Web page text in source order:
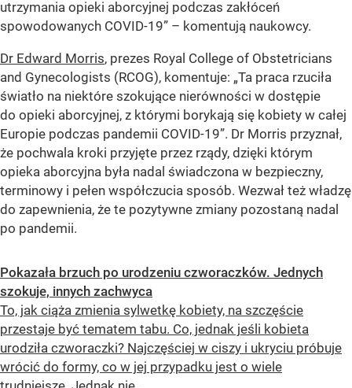
utrzymania opieki aborcyjnej podczas zakłóceń
spowodowanych COVID-19” – komentują naukowcy.
Dr Edward Morris, prezes Royal College of Obstetricians
and Gynecologists (RCOG), komentuje: „Ta praca rzuciła
światło na niektóre szokujące nierówności w dostępie
do opieki aborcyjnej, z którymi borykają się kobiety w całej
Europie podczas pandemii COVID-19”. Dr Morris przyznał,
że pochwala kroki przyjęte przez rządy, dzięki którym
opieka aborcyjna była nadal świadczona w bezpieczny,
terminowy i pełen współczucia sposób. Wezwał też władzę
do zapewnienia, że te pozytywne zmiany pozostaną nadal
po pandemii.
Pokazała brzuch po urodzeniu czworaczków. Jednych
szokuje, innych zachwyca
To, jak ciąża zmienia sylwetkę kobiety, na szczęście
przestaje być tematem tabu. Co, jednak jeśli kobieta
urodziła czworaczki? Najczęściej w ciszy i ukryciu próbuje
wrócić do formy, co w jej przypadku jest o wiele